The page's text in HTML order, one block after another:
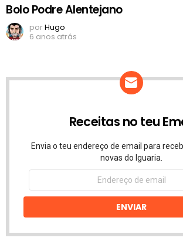
Bolo Podre Alentejano
porHugo
6 anos atrás
Receitas no teu
Envia o teu endereço de email para
novas do Iguaria.
Endereço
email
ENVIAR